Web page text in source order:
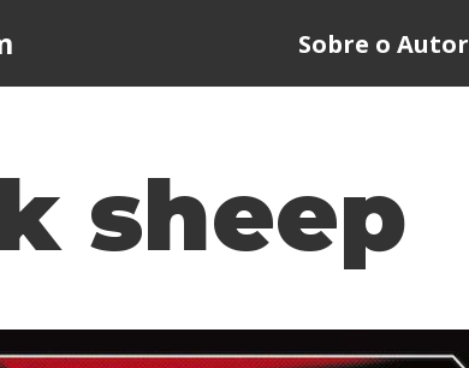
Sobre o Autor
sheep